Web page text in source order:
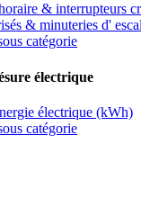
& interrupteurs
& minuteries d'
catégorie
électrique
électrique (kWh)
catégorie